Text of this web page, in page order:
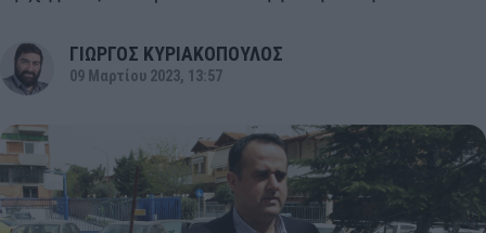
ΓΙΩΡΓΟΣ ΚΥΡΙΑΚΟΠΟΥΛΟΣ
09 Μαρτίου 2023, 13:57